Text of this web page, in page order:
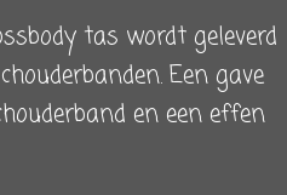
tas wordt geleverd
Een gave
en een effen